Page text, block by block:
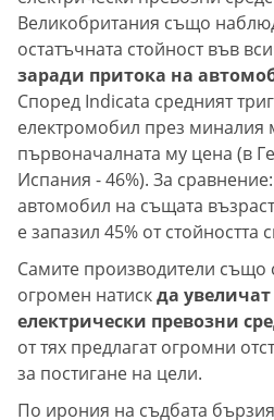
Великобритания също
остатъчната стойност във
заради притока на
Според Indicata средният
електромобил през миналия
първоначалната му цена (в
Испания - 46%). За
автомобил на същата
е запазил 45% от стойността
Самите производители също
огромен натискда
електрически превозни
от тях предлагат огромни
за постигане на цели.
По ирония на съдбата